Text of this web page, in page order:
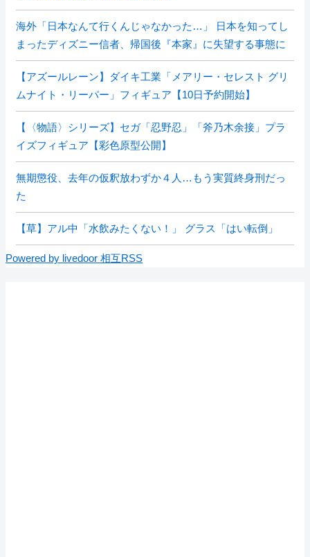
海外「日本なんて行くんじゃなかった…」 日本を知ってし
まったディズニー信者、帰国後『本家』に失望する事態に
【アズールレーン】ダイキ工業「メアリー・セレスト グリ
ムナイト・リーパー」フィギュア【10日予約開始】
【〈物語〉シリーズ】セガ「忍野忍」「斧乃木余接」プラ
イズフィギュア【彩色原型公開】
無期懲役、去年の仮釈放わずか４人…もう実質終身刑だっ
た
【草】アル中「水飲みたくない！」 グラス「はい転倒」
Powered by livedoor 相互RSS